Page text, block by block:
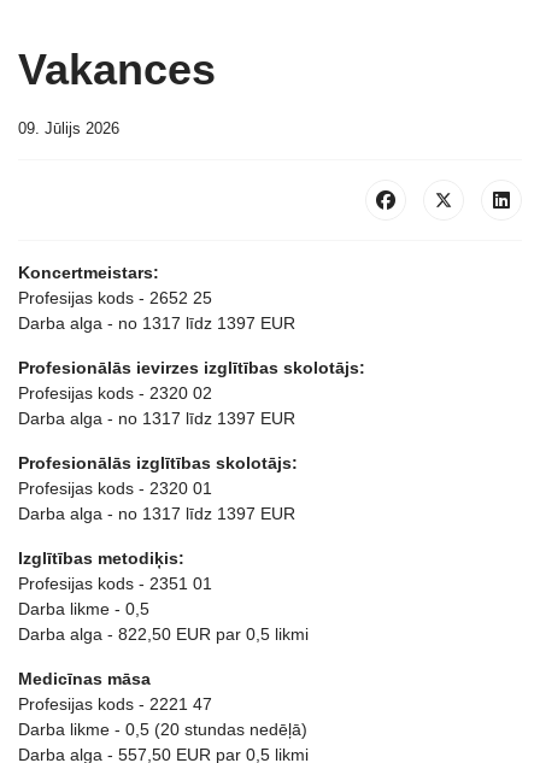
Vakances
09. Jūlijs 2026
Koncertmeistars:
Profesijas kods - 2652 25
Darba alga - no 1317 līdz 1397 EUR
Profesionālās ievirzes izglītības skolotājs:
Profesijas kods - 2320 02
Darba alga - no 1317 līdz 1397 EUR
Profesionālās izglītības skolotājs:
Profesijas kods - 2320 01
Darba alga - no 1317 līdz 1397 EUR
Izglītības metodiķis:
Profesijas kods - 2351 01
Darba likme - 0,5
Darba alga - 822,50 EUR par 0,5 likmi
Medicīnas māsa
Profesijas kods - 2221 47
Darba likme - 0,5 (20 stundas nedēļā)
Darba alga - 557,50 EUR par 0,5 likmi